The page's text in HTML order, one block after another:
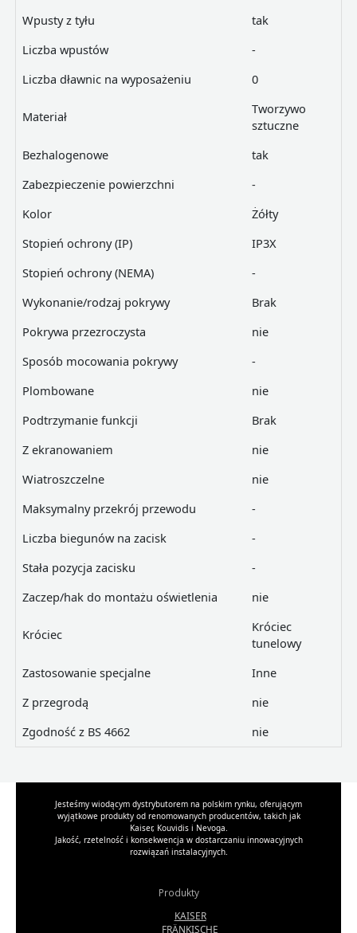
Wpusty z tyłu
tak
Liczba wpustów
-
Liczba dławnic na wyposażeniu
0
Materiał
Tworzywo
sztuczne
Bezhalogenowe
tak
Zabezpieczenie powierzchni
-
Kolor
Żółty
Stopień ochrony (IP)
IP3X
Stopień ochrony (NEMA)
-
Wykonanie/rodzaj pokrywy
Brak
Pokrywa przezroczysta
nie
Sposób mocowania pokrywy
-
Plombowane
nie
Podtrzymanie funkcji
Brak
Z ekranowaniem
nie
Wiatroszczelne
nie
Maksymalny przekrój przewodu
-
Liczba biegunów na zacisk
-
Stała pozycja zacisku
-
Zaczep/hak do montażu oświetlenia
nie
Króciec
Króciec
tunelowy
Zastosowanie specjalne
Inne
Z przegrodą
nie
Zgodność z BS 4662
nie
Jesteśmy wiodącym dystrybutorem na polskim rynku, oferującym
wyjątkowe produkty od renomowanych producentów, takich jak
Kaiser, Kouvidis i Nevoga.
Jakość, rzetelność i konsekwencja w dostarczaniu innowacyjnych
rozwiązań instalacyjnych.
Produkty
KAISER
FRÄNKISCHE